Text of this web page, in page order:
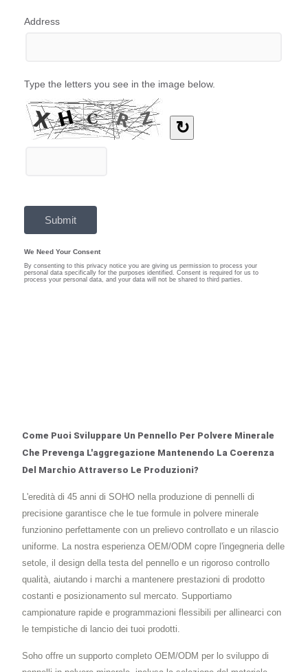
Come Puoi Sviluppare Un Pennello Per Polvere Minerale
Che Prevenga L'aggregazione Mantenendo La Coerenza
Del Marchio Attraverso Le Produzioni?
L'eredità di 45 anni di SOHO nella produzione di pennelli di
precisione garantisce che le tue formule in polvere minerale
funzionino perfettamente con un prelievo controllato e un rilascio
uniforme. La nostra esperienza OEM/ODM copre l'ingegneria delle
setole, il design della testa del pennello e un rigoroso controllo
qualità, aiutando i marchi a mantenere prestazioni di prodotto
costanti e posizionamento sul mercato. Supportiamo
campionature rapide e programmazioni flessibili per allinearci con
le tempistiche di lancio dei tuoi prodotti.
Soho offre un supporto completo OEM/ODM per lo sviluppo di